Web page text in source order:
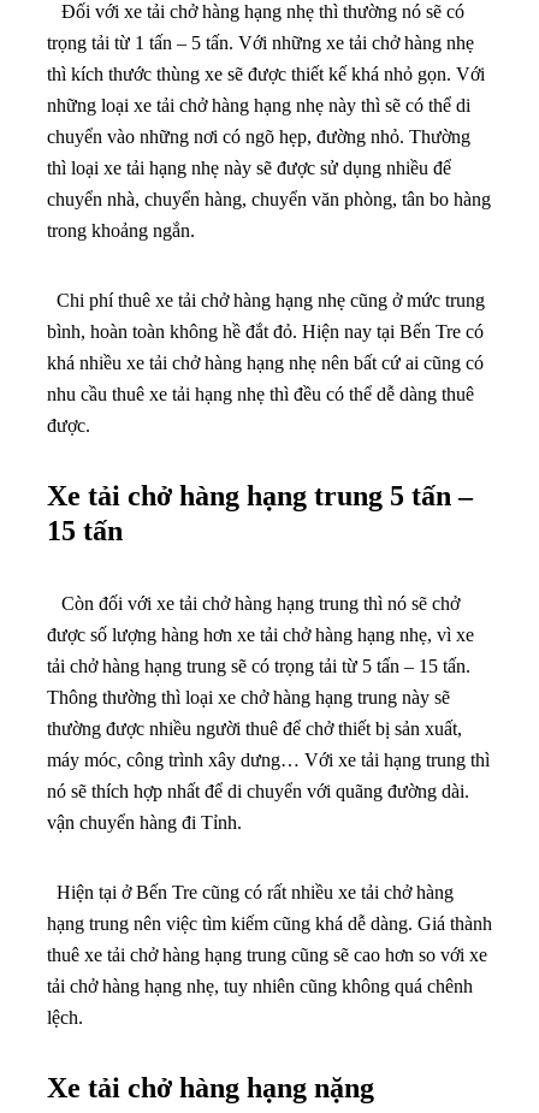
Đối với xe tải chở hàng hạng nhẹ thì thường nó sẽ có
trọng tải từ 1 tấn – 5 tấn. Với những xe tải chở hàng nhẹ
thì kích thước thùng xe sẽ được thiết kế khá nhỏ gọn. Với
những loại xe tải chở hàng hạng nhẹ này thì sẽ có thể di
chuyển vào những nơi có ngõ hẹp, đường nhỏ. Thường
thì loại xe tải hạng nhẹ này sẽ được sử dụng nhiều để
chuyển nhà, chuyển hàng, chuyển văn phòng, tân bo hàng
trong khoảng ngắn.
Chi phí thuê xe tải chở hàng hạng nhẹ cũng ở mức trung
bình, hoàn toàn không hề đắt đỏ. Hiện nay tại Bến Tre có
khá nhiều xe tải chở hàng hạng nhẹ nên bất cứ ai cũng có
nhu cầu thuê xe tải hạng nhẹ thì đều có thể dễ dàng thuê
được.
Xe tải chở hàng hạng trung 5 tấn –
15 tấn
Còn đối với xe tải chở hàng hạng trung thì nó sẽ chở
được số lượng hàng hơn xe tải chở hàng hạng nhẹ, vì xe
tải chở hàng hạng trung sẽ có trọng tải từ 5 tấn – 15 tấn.
Thông thường thì loại xe chở hàng hạng trung này sẽ
thường được nhiều người thuê để chở thiết bị sản xuất,
máy móc, công trình xây dưng… Với xe tải hạng trung thì
nó sẽ thích hợp nhất để di chuyển với quãng đường dài.
vận chuyển hàng đi Tỉnh.
Hiện tại ở Bến Tre cũng có rất nhiều xe tải chở hàng
hạng trung nên việc tìm kiếm cũng khá dễ dàng. Giá thành
thuê xe tải chở hàng hạng trung cũng sẽ cao hơn so với xe
tải chở hàng hạng nhẹ, tuy nhiên cũng không quá chênh
lệch.
Xe tải chở hàng hạng nặng